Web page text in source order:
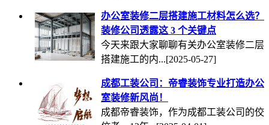
办公室装修二层搭建施工材料怎么选？
装修公司透露这 3 个关键点
今天来跟大家聊聊有关办公室装修二层
搭建施工的内...[2025-05-27]
成都工装公司：帝睿装饰专业打造办公
室装修新风尚！
成都帝睿装饰，作为成都工装公司的佼